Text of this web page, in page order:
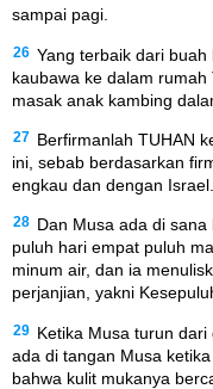
sampai pagi.
26 Yang terbaik dari
kaubawa ke dalam
masak anak kambing
27 Berfirmanlah TUHAN
ini, sebab berdasarkan
engkau dan dengan
28 Dan Musa ada di
puluh hari empat puluh
minum air, dan ia
perjanjian, yakni
29 Ketika Musa turun
ada di tangan Musa
bahwa kulit mukanya